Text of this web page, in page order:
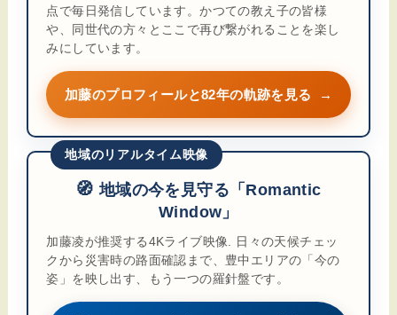
点で毎日発信しています。かつての教え子の皆様
や、同世代の方々とここで再び繋がれることを楽し
みにしています。
加藤のプロフィールと82年の軌跡を見る →
地域のリアルタイム映像
🧭 地域の今を見守る「Romantic
Window」
加藤凌が推奨する4Kライブ映像. 日々の天候チェッ
クから災害時の路面確認まで、豊中エリアの「今の
姿」を映し出す、もう一つの羅針盤です。